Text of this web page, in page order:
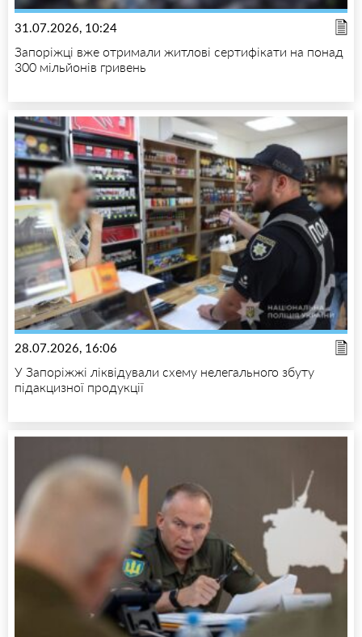
31.07.2026, 10:24
Запоріжці вже отримали житлові сертифікати на понад
300 мільйонів гривень
28.07.2026, 16:06
У Запоріжжі ліквідували схему нелегального збуту
підакцизної продукції